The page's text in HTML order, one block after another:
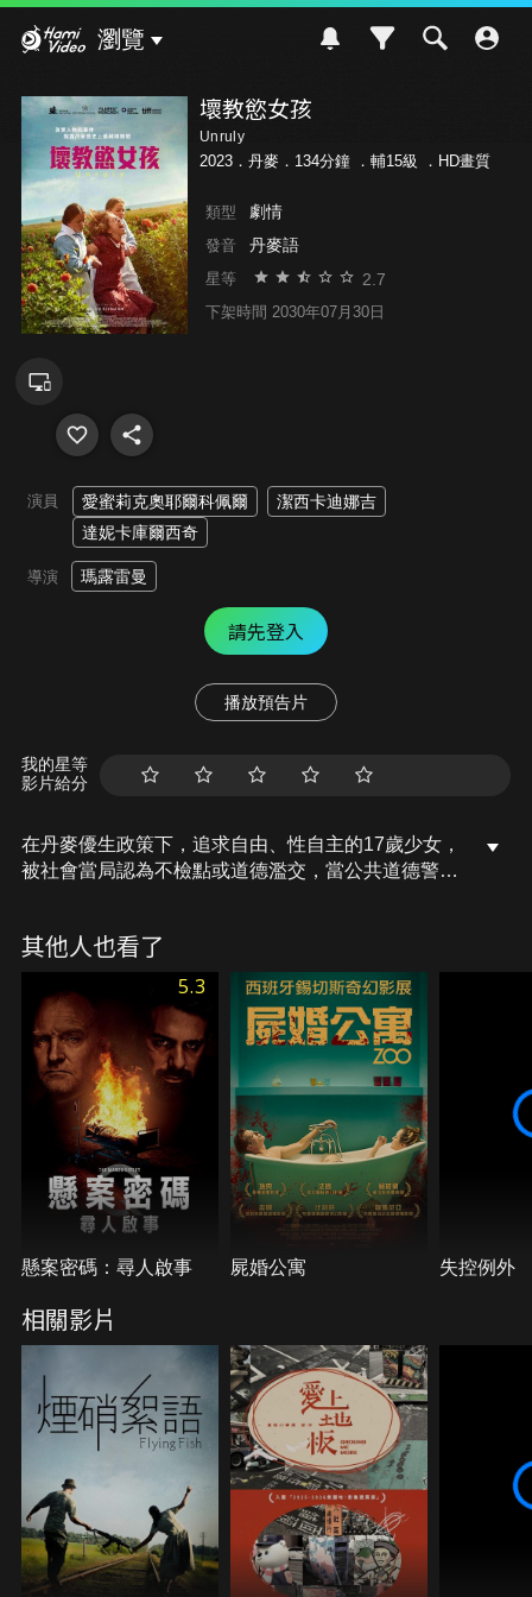
瀏覽
壞教慾女孩
Unruly
2023．丹麥．134分鐘 ． 輔15級 ．HD畫質
類型 劇情
發音 丹麥語
星等 2.7
下架時間 2030年07月30日
演員 愛蜜莉克奧耶爾科佩爾
潔西卡迪娜吉
達妮卡庫爾西奇
導演 瑪露雷曼
請先登入
播放預告片
我的星等
影片給分
在丹麥優生政策下，追求自由、性自主的17歲少女，
被社會當局認為不檢點或道德濫交，當公共道德警察
規矩的人，但她拒絕院內制度的叛逆行為，最後她決
定孤注一擲尋求自由出路…。
其他人也看了
5.3
懸案密碼：尋人啟事 屍婚公寓 失控例外
相關影片